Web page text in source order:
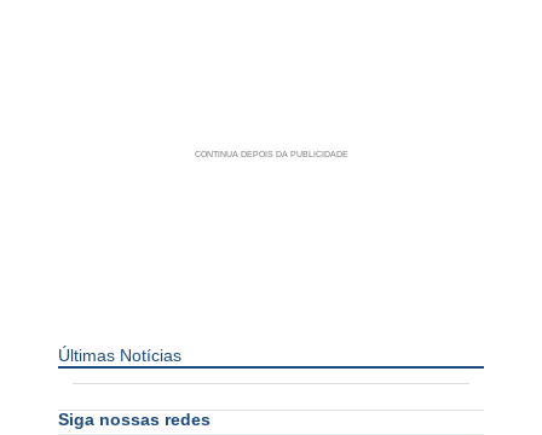
Últimas Notícias
Siga nossas redes